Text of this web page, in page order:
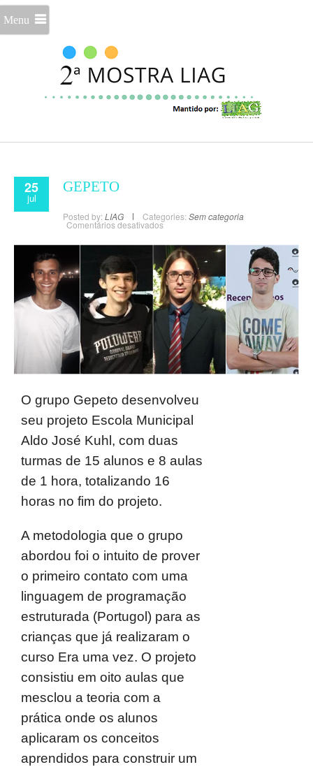
Menu
25
jul
GEPETO
Posted by: LIAG Categories: Sem categoria
Comentários desativados
O grupo Gepeto desenvolveu
seu projeto Escola Municipal
Aldo José Kuhl, com duas
turmas de 15 alunos e 8 aulas
de 1 hora, totalizando 16
horas no fim do projeto.
A metodologia que o grupo
abordou foi o intuito de prover
o primeiro contato com uma
linguagem de programação
estruturada (Portugol) para as
crianças que já realizaram o
curso Era uma vez. O projeto
consistiu em oito aulas que
mesclou a teoria com a
prática onde os alunos
aplicaram os conceitos
aprendidos para construir um